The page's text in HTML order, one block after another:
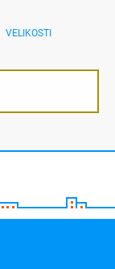
VELIKOSTI